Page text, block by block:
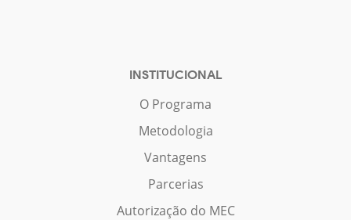
INSTITUCIONAL
O Programa
Metodologia
Vantagens
Parcerias
Autorização do MEC